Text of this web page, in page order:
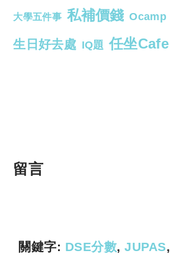
大學五件事 私補價錢 Ocamp
生日好去處 IQ題 任坐Cafe
留言
關鍵字: DSE分數, JUPAS,